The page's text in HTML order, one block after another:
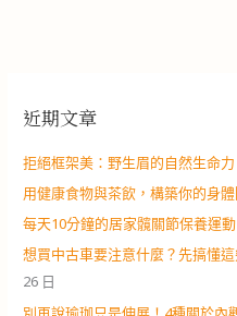
近期文章
拒絕框架美：野生眉的自然生命力
用健康食物與茶飲，構築你的身
每天10分鐘的居家髖關節保養運動
想買中古車要注意什麼？先搞懂
26 日